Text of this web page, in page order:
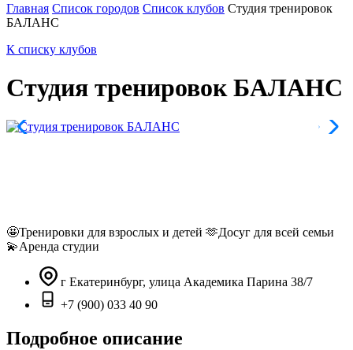
Главная Список городов Список клубов Студия тренировок
БАЛАНС
К списку клубов
Студия тренировок БАЛАНС
🤩Тренировки для взрослых и детей 🫶Досуг для всей семьи
💫Аренда студии
г Екатеринбург, улица Академика Парина 38/7
+7 (900) 033 40 90
Подробное описание